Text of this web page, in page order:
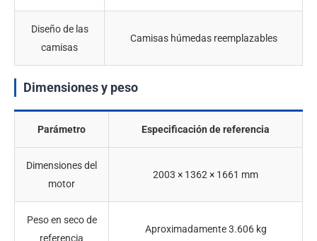
Diseño de las
camisas
Camisas húmedas reemplazables
Dimensiones y peso
Parámetro Especificación de referencia
Dimensiones del
motor
2003 × 1362 × 1661 mm
Peso en seco de
referencia
Aproximadamente 3.606 kg